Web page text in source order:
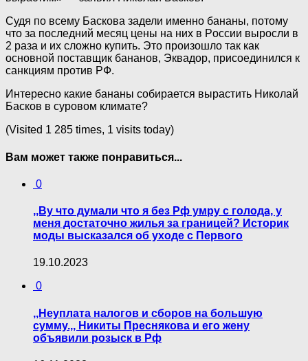
Судя по всему Баскова задели именно бананы, потому
что за последний месяц цены на них в Poccии выросли в
2 раза и их сложно купить. Это произошло так как
основной поставщик бананов, Эквадор, присоединился к
санкциям против PФ.
Интересно какие бананы собирается вырастить Николай
Басков в суровом климате?
(Visited 1 285 times, 1 visits today)
Вам может также понравиться...
0
,,Ву что думали что я без Рф умру с голода, у
меня достаточно жилья за границей? Историк
моды высказался об уходе с Первого
19.10.2023
0
,,Неуплата налогов и сборов на большую
сумму.,, Никиты Преснякова и его жену
объявили розыск в Рф